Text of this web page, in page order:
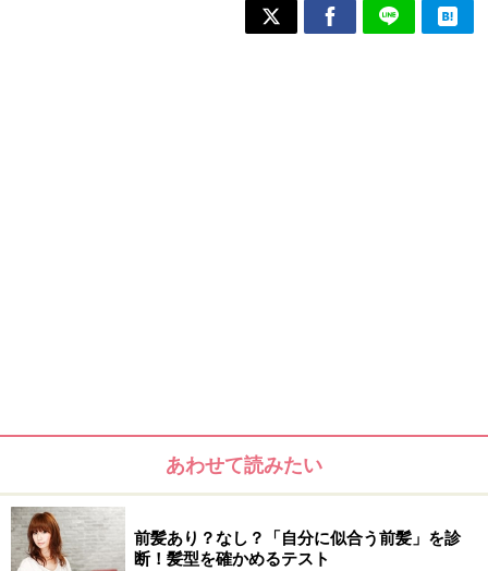
あわせて読みたい
前髪あり？なし？「自分に似合う前髪」を診
断！髪型を確かめるテスト